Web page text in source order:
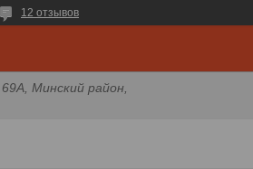
12 отзывов
Минский район,